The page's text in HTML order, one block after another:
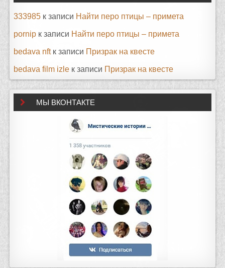
333985 к записи Найти перо птицы – примета
pornip к записи Найти перо птицы – примета
bedava nftк записи Призрак на квесте
bedava film izle к записи Призрак на квесте
МЫ ВКОНТАКТЕ